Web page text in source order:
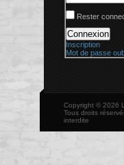
Rester
Connexion
Inscription
Mot de passe
Copyright © 2026
Tous droits
interdite